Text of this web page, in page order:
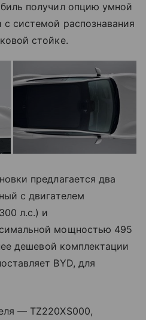
получил опцию умной
системой распознавания
стойке.
предлагается два
с двигателем
л.с.) и
мощностью 495
дешевой комплектации
BYD, для
— TZ220XS000,